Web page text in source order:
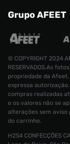
Grupo AFEET
© COPYRIGHT 2024
RESERVADOS.As
propriedade da
expressa
compras realizadas
e os valores não se
alterações sem aviso
do carrinho.
H2S4 CONFECÇÕES